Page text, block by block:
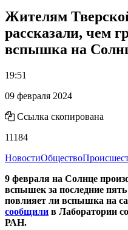
Жителям
рассказали, чем
вспышка на
19:51
09 февраля 2024
Ссылка скопирована
11184
НовостиОбщество
9 февраля на Солнце
вспышек за последние
повлияет ли вспышка на
сообщили в Лаборатории
РАН.